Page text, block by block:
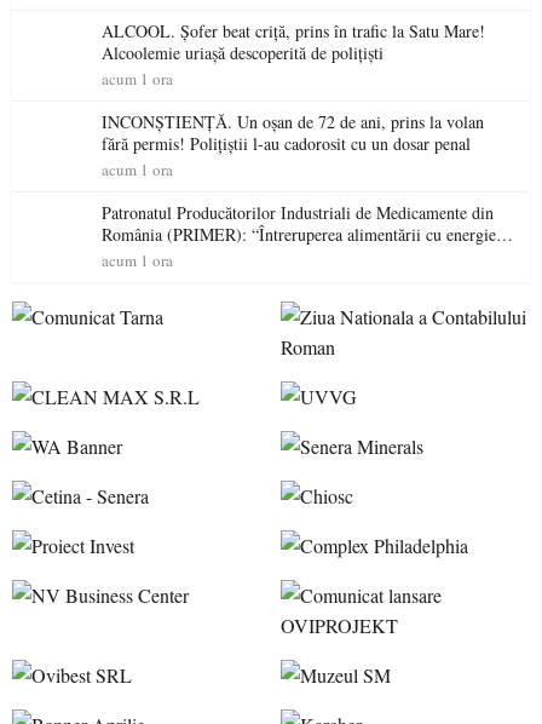
ALCOOL. Șofer beat criță, prins în trafic la Satu Mare!
Alcoolemie uriașă descoperită de polițiști
acum 1 ora
INCONȘTIENȚĂ. Un oșan de 72 de ani, prins la volan
fără permis! Polițiștii l-au cadorosit cu un dosar penal
acum 1 ora
Patronatul Producătorilor Industriali de Medicamente din
România (PRIMER): “Întreruperea alimentării cu energie
electrică a fabricilor de medicamente va pune în pericol
acum 1 ora